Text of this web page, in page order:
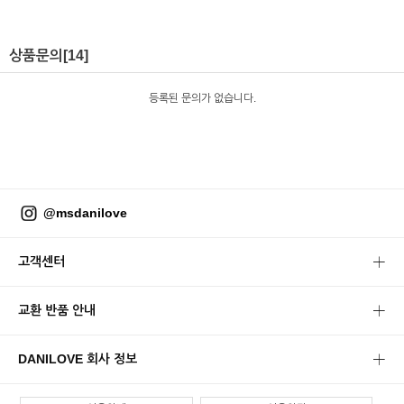
상품문의 [14]
등록된 문의가 없습니다.
@msdanilove
고객센터
교환 반품 안내
DANILOVE 회사 정보